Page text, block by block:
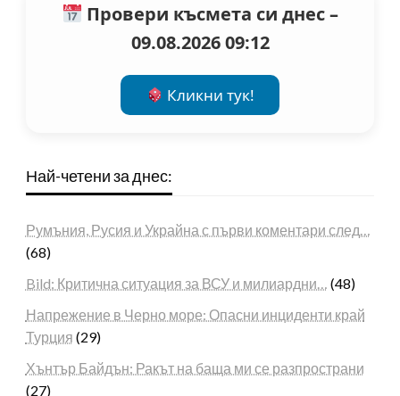
Провери късмета си днес –
09.08.2026 09:12
Кликни тук!
Най-четени за днес:
Румъния, Русия и Украйна с първи коментари след…
(68)
Bild: Критична ситуация за ВСУ и милиардни… (48)
Напрежение в Черно море: Опасни инциденти край
Турция (29)
Хънтър Байдън: Ракът на баща ми се разпространи
(27)